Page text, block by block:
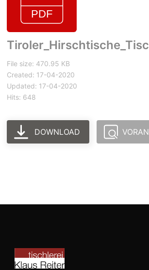
File size: 470.95 KB
Created: 17-04-2020
Updated: 17-04-2020
Hits: 648
DOWNLOAD